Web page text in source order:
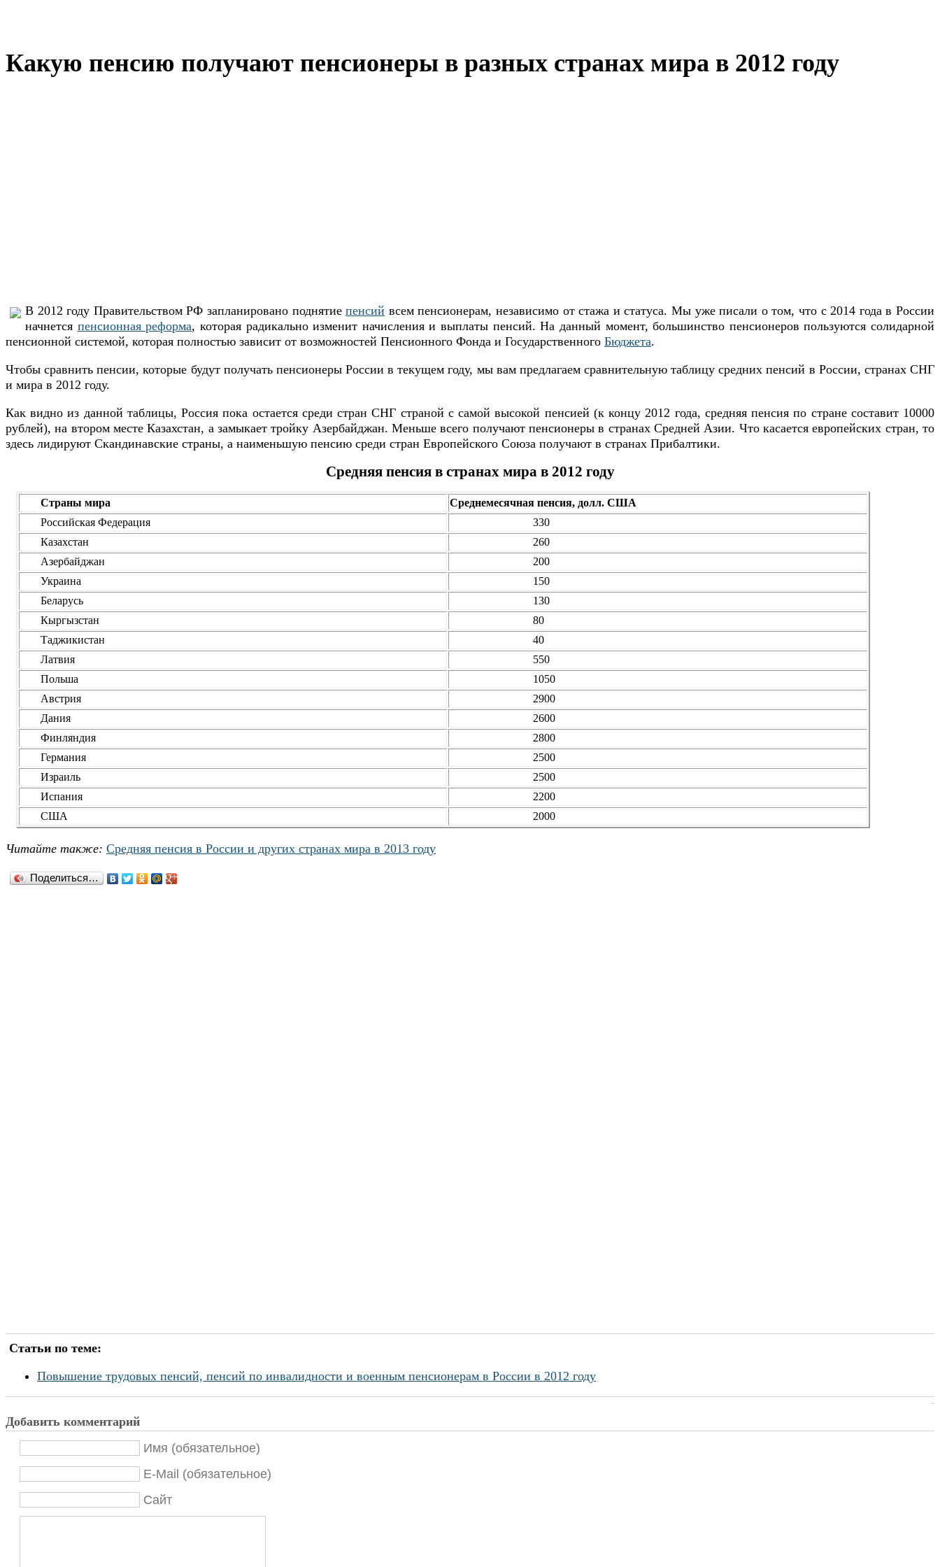
Какую пенсию получают пенсионеры в разных странах мира в 2012 году
В 2012 году Правительством РФ запланировано поднятиепенсий всем пенсионерам, независимо от стажа и статуса. Мы уже писали о том, что с 2014 года в России
начнется пенсионная реформа, которая радикально изменит начисления и выплаты пенсий. На данный момент, большинство пенсионеров пользуются солидарной
пенсионной системой, которая полностью зависит от возможностей Пенсионного Фонда и Государственного Бюджета.
Чтобы сравнить пенсии, которые будут получать пенсионеры России в текущем году, мы вам предлагаем сравнительную таблицу средних пенсий в России, странах СНГ
и мира в 2012 году.
Как видно из данной таблицы, Россия пока остается среди стран СНГ страной с самой высокой пенсией (к концу 2012 года, средняя пенсия по стране составит 10000
рублей), на втором месте Казахстан, а замыкает тройку Азербайджан. Меньше всего получают пенсионеры в странах Средней Азии. Что касается европейских стран, то
здесь лидируют Скандинавские страны, а наименьшую пенсию среди стран Европейского Союза получают в странах Прибалтики.
Средняя пенсия в странах мира в 2012 году
Страны мира
Среднемесячная пенсия, долл. США
Российская Федерация
330
Казахстан
260
Азербайджан
200
Украина
150
Беларусь
130
Кыргызстан
80
Таджикистан
40
Латвия
550
Польша
1050
Австрия
2900
Дания
2600
Финляндия
2800
Германия
2500
Израиль
2500
Испания
2200
США
2000
Читайте также: Средняя пенсия в России и других странах мира в 2013 году
Поделиться…
Статьи по теме:
Повышение трудовых пенсий, пенсий по инвалидности и военным пенсионерам в России в 2012 году
Добавить комментарий
Имя (обязательное)
E-Mail (обязательное)
Сайт